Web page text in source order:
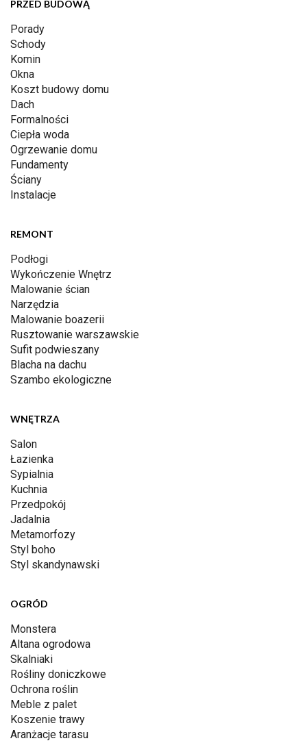
PRZED BUDOWĄ
Porady
Schody
Komin
Okna
Koszt budowy domu
Dach
Formalności
Ciepła woda
Ogrzewanie domu
Fundamenty
Ściany
Instalacje
REMONT
Podłogi
Wykończenie Wnętrz
Malowanie ścian
Narzędzia
Malowanie boazerii
Rusztowanie warszawskie
Sufit podwieszany
Blacha na dachu
Szambo ekologiczne
WNĘTRZA
Salon
Łazienka
Sypialnia
Kuchnia
Przedpokój
Jadalnia
Metamorfozy
Styl boho
Styl skandynawski
OGRÓD
Monstera
Altana ogrodowa
Skalniaki
Rośliny doniczkowe
Ochrona roślin
Meble z palet
Koszenie trawy
Aranżacje tarasu